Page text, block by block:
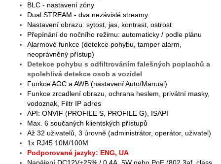
BLC - nastavení zóny
Dual STREAM - dva nezávislé streamy
Nastavení obrazu: sytost, jas, kontrast, ostrost
Přepínání do nočního režimu: automaticky / podle plánu
Alarmové funkce (detekce pohybu, tamper alarm,
neoprávněný přístup)
Detekce pohybu s odfiltrováním falešných poplachů a
spolehlivá detekce osob a vozidel
Funkce AGC a AWB (nastavení Auto/Manual)
Funkce zrcadlení obrazu, ochrana heslem, privátní masky,
vodoznak, Filtr IP adres
API: ONVIF (PROFILE S, PROFILE G), ISAPI
Max. 6 součaných klientských přístupů
Až 32 uživatelů, 3 úrovně (administrátor, operátor, uživatel)
1x RJ45 10M/100M
Podporované jazyky: ENG, UA